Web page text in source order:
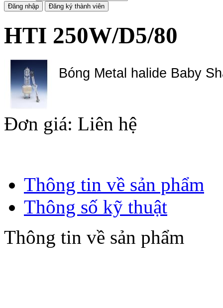
HTI 250W/D5/80
Bóng Metal halide Baby
Đơn giá: Liên hệ
Thông tin về sản phẩm
Thông số kỹ thuật
Thông tin về sản phẩm